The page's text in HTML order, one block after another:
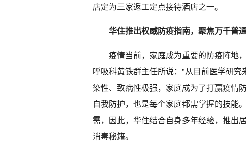
店定为三家返工定点接待酒店之一。
华住推出权威防疫指南，聚焦万千普
疫情当前，家庭成为重要的防疫阵地
呼吸科黄铁群主任所说："从目前医学研
染性、致病性极强，家庭成为了打赢疫情
自我防护，也是每个家庭都需掌握的技能
需，因此，华住结合自身多年经验，推出
消毒秘籍。